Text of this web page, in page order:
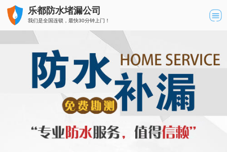
乐都防水堵漏公司
我们是全国连锁，最快30分钟上门！